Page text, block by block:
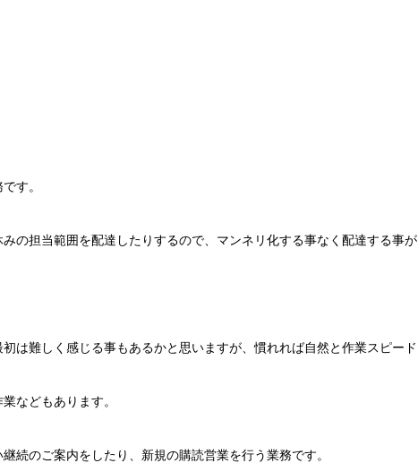
す。
の担当範囲を配達したりするので、マンネリ化する事なく配達する事が
は難しく感じる事もあるかと思いますが、慣れれば自然と作業スピード
などもあります。
続のご案内をしたり、新規の購読営業を行う業務です。